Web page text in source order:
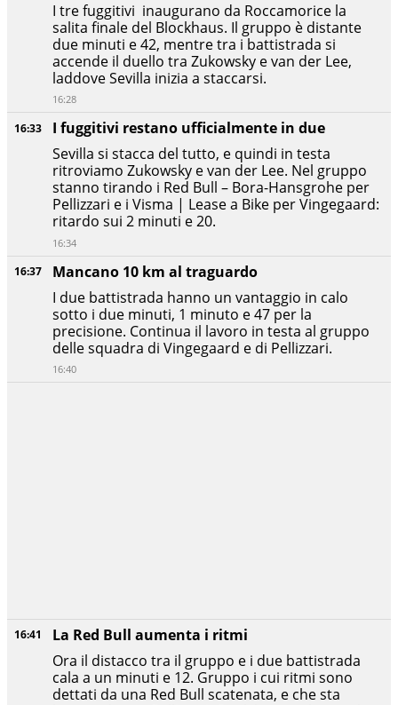
16:41
La Red Bull aumenta i ritmi
Ora il distacco tra il gruppo e i due battistrada
cala a un minuti e 12. Gruppo i cui ritmi sono
dettati da una Red Bull scatenata, e che sta
16:37
Mancano 10 km al traguardo
I due battistrada hanno un vantaggio in calo
sotto i due minuti, 1 minuto e 47 per la
precisione. Continua il lavoro in testa al gruppo
delle squadra di Vingegaard e di Pellizzari.
16:40
16:33
I fuggitivi restano ufficialmente in due
Sevilla si stacca del tutto, e quindi in testa
ritroviamo Zukowsky e van der Lee. Nel gruppo
stanno tirando i Red Bull – Bora-Hansgrohe per
Pellizzari e i Visma | Lease a Bike per Vingegaard:
ritardo sui 2 minuti e 20.
16:34
I tre fuggitivi inaugurano da Roccamorice la
salita finale del Blockhaus. Il gruppo è distante
due minuti e 42, mentre tra i battistrada si
accende il duello tra Zukowsky e van der Lee,
laddove Sevilla inizia a staccarsi.
16:28